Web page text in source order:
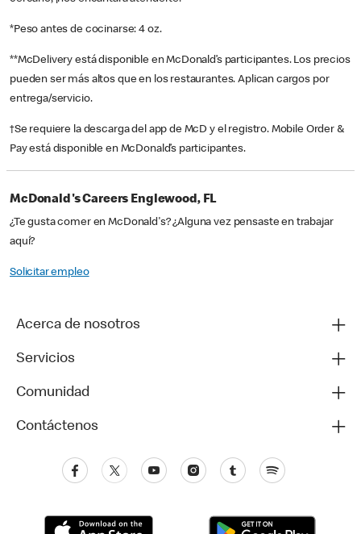
*Peso antes de cocinarse: 4 oz.
**McDelivery está disponible en McDonald’s participantes. Los precios
pueden ser más altos que en los restaurantes. Aplican cargos por
entrega/servicio.
†Se requiere la descarga del app de McD y el registro. Mobile Order &
Pay está disponible en McDonald’s participantes.
McDonald's Careers Englewood, FL
¿Te gusta comer en McDonald's? ¿Alguna vez pensaste en trabajar
aquí?
Solicitar empleo
Acerca de nosotros
Servicios
Comunidad
Contáctenos